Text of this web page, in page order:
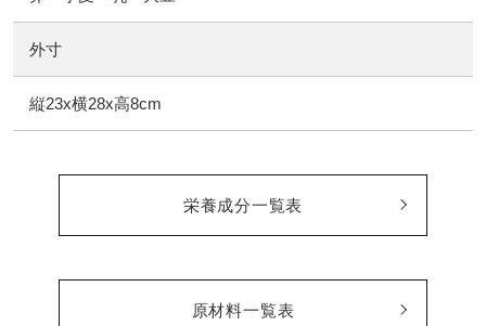
外寸
縦23x横28x高8cm
栄養成分一覧表
原材料一覧表